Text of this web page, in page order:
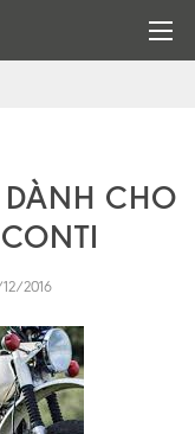
CHO
2016